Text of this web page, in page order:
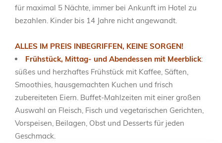
für maximal 5 Nächte, immer bei Ankunft im Hotel zu
bezahlen. Kinder bis 14 Jahre nicht angewandt.
ALLES IM PREIS INBEGRIFFEN, KEINE SORGEN!
Frühstück, Mittag- und Abendessen mit Meerblick:
süßes und herzhaftes Frühstück mit Kaffee, Säften,
Smoothies, hausgemachten Kuchen und frisch
zubereiteten Eiern. Buffet-Mahlzeiten mit einer großen
Auswahl an Fleisch, Fisch und vegetarischen Gerichten,
Vorspeisen, Beilagen, Obst und Desserts für jeden
Geschmack.